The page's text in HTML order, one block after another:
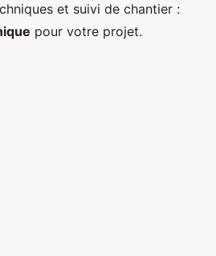
et suivi de chantier :
pour votre projet.